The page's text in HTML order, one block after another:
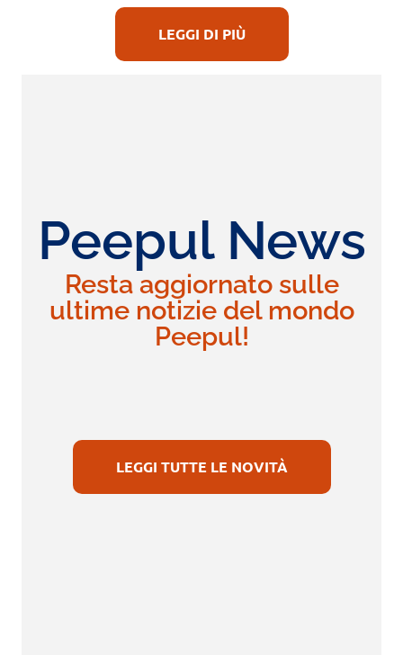
LEGGI DI PIÙ
Peepul News
Resta aggiornato sulle
ultime notizie del mondo
Peepul!
LEGGI TUTTE LE NOVITÀ